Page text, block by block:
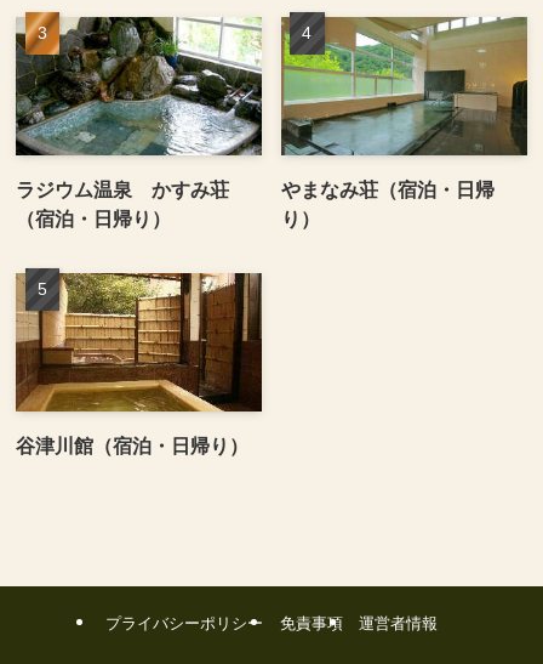
ラジウム温泉 かすみ荘
（宿泊・日帰り）
やまなみ荘（宿泊・日帰
り）
谷津川館（宿泊・日帰り）
プライバシーポリシー 免責事項 運営者情報